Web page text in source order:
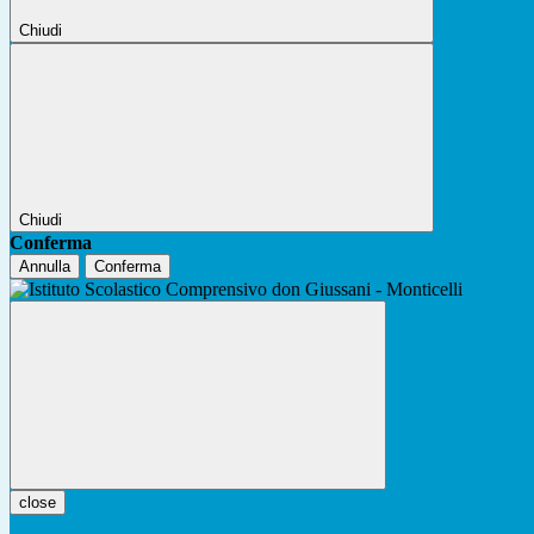
Chiudi
Chiudi
Conferma
Annulla Conferma
close